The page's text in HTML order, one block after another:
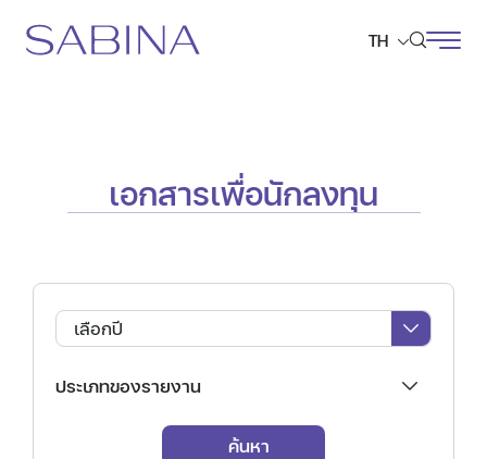
TH
เอกสารเพื่อนักลงทุน
เลือกปี
ประเภทของรายงาน
ค้นหา